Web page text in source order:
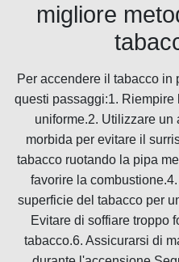
migliore
Per accendere il tabacco in
questi passaggi:1.
uniforme.2. Utilizzare un
morbida per evitare il
tabacco ruotando la pipa
favorire la
superficie del tabacco per
Evitare di soffiare troppo
tabacco.6. Assicurarsi di